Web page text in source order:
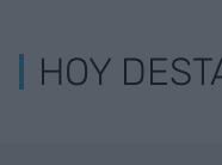
HOY